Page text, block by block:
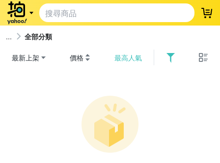
登
全部分類
最新上架 價格 最高人氣